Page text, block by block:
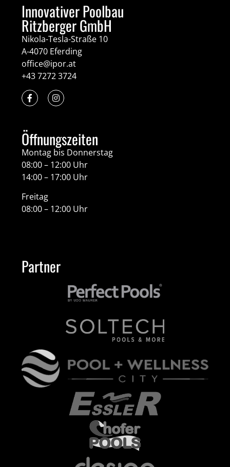
Innovativer Poolbau
Ritzberger GmbH
Nikola-Tesla-Straße 10
A-4070 Eferding
office@ipor.at
+43 7272 3724
Öffnungszeiten
Montag bis Donnerstag
08:00 – 12:00 Uhr
14:00 – 17:00 Uhr
Freitag
08:00 – 12:00 Uhr
Partner